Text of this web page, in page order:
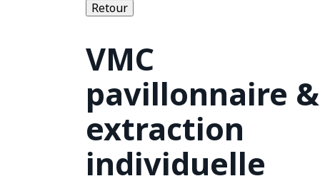
Retour
VMC
pavillonnaire &
extraction
individuelle